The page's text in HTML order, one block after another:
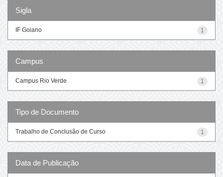
Sigla
1
IF Goiano
Campus
1
Campus Rio Verde
Tipo de Documento
1
Trabalho de Conclusão de Curso
Data de Publicação